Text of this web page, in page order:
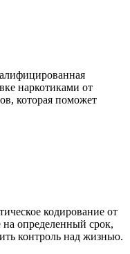
наркотиками от
которая поможет
кодирование от
определенный срок,
контроль над жизнью.